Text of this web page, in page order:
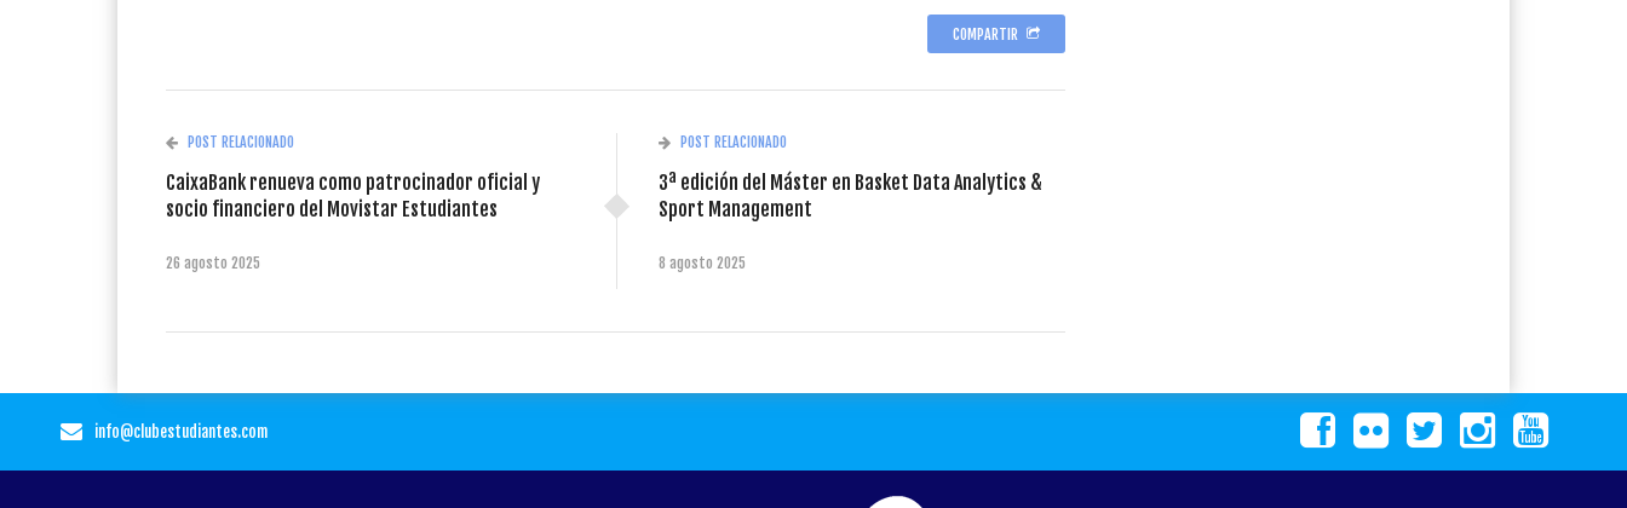
COMPARTIR
POST RELACIONADO
CaixaBank renueva como patrocinador oficial y
socio financiero del Movistar Estudiantes
26 agosto 2025
POST RELACIONADO
3ª edición del Máster en Basket Data Analytics &
Sport Management
8 agosto 2025
info@clubestudiantes.com